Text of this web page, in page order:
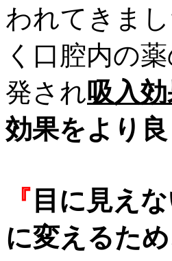
われてきま
く口腔内の
発され吸入
効果をより
『 目に見え
に変えるため